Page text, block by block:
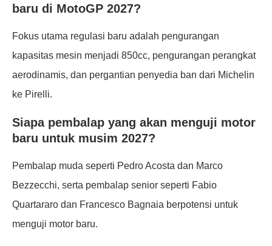
baru di MotoGP 2027?
Fokus utama regulasi baru adalah pengurangan
kapasitas mesin menjadi 850cc, pengurangan perangkat
aerodinamis, dan pergantian penyedia ban dari Michelin
ke Pirelli.
Siapa pembalap yang akan menguji motor
baru untuk musim 2027?
Pembalap muda seperti Pedro Acosta dan Marco
Bezzecchi, serta pembalap senior seperti Fabio
Quartararo dan Francesco Bagnaia berpotensi untuk
menguji motor baru.